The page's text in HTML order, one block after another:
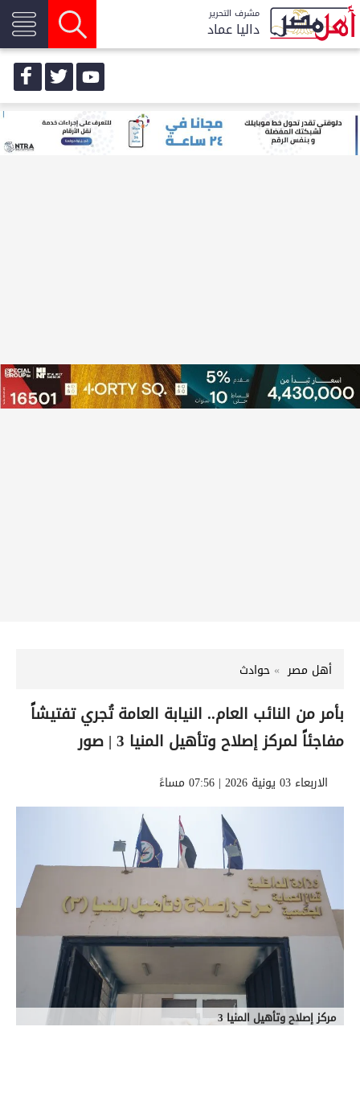
مشرف التحرير
داليا عماد
أهل مصر حوادث
بأمر من النائب العام.. النيابة العامة تُجري تفتيشاً
مفاجئاً لمركز إصلاح وتأهيل المنيا 3 | صور
الاربعاء 03 يونية 2026 | 07:56 مساءً
مركز إصلاح وتأهيل المنيا 3